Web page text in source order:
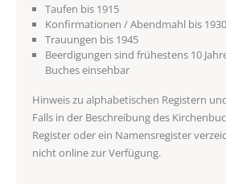
Taufen bis 1915
Konfirmationen / Abendmahl bis 1930
Trauungen bis 1945
Beerdigungen sind frühestens 10
Buches einsehbar
Hinweis zu alphabetischen Registern
Falls in der Beschreibung des
Register oder ein Namensregister
nicht online zur Verfügung.